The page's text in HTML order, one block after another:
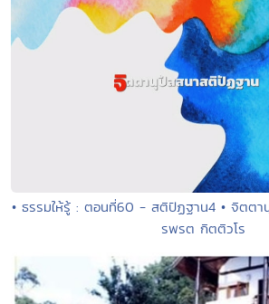
• ธรรมให้รู้ : ตอนที่60 - สติปัฏฐาน4 • จิตตา
รพรต กิตติวโร